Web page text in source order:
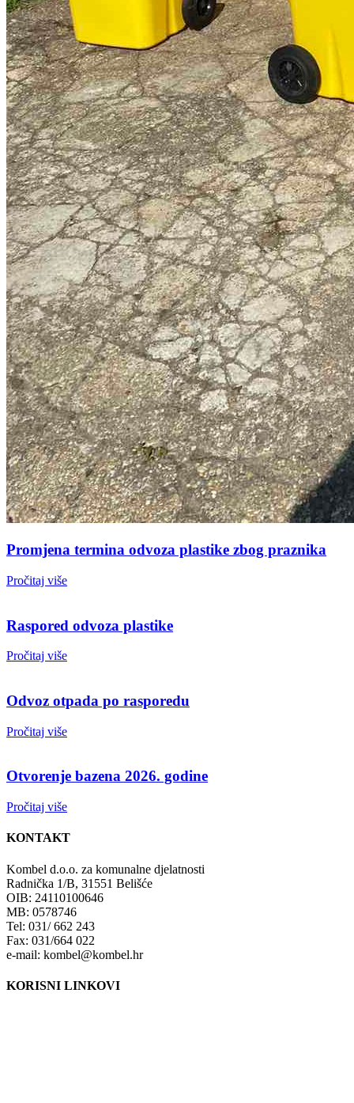
Promjena termina odvoza plastike zbog praznika
Pročitaj više
Raspored odvoza plastike
Pročitaj više
Odvoz otpada po rasporedu
Pročitaj više
Otvorenje bazena 2026. godine
Pročitaj više
KONTAKT
Kombel d.o.o. za komunalne djelatnosti
Radnička 1/B, 31551 Belišće
OIB: 24110100646
MB: 0578746
Tel: 031/ 662 243
Fax: 031/664 022
e-mail: kombel@kombel.hr
KORISNI LINKOVI